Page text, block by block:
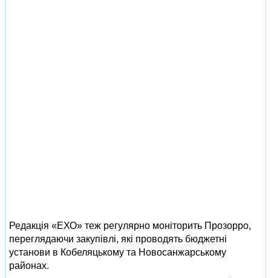
Редакція «ЕХО» теж регулярно моніторить Прозорро,
переглядаючи закупівлі, які проводять бюджетні
установи в Кобеляцькому та Новосанжарському
районах.